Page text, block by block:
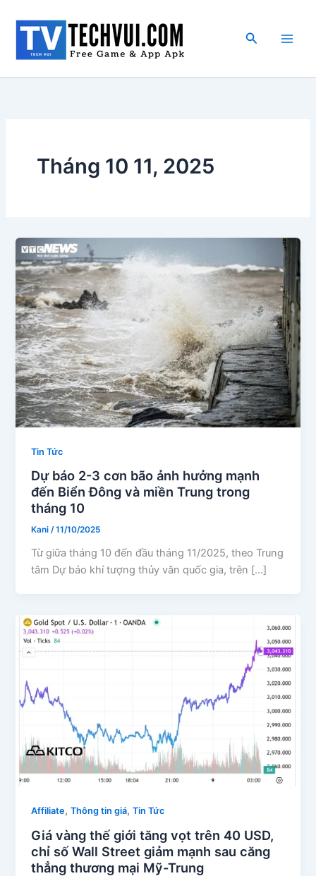
dung
Tìm
Tháng 10 11, 2025
Tin Tức
Dự báo 2-3 cơn bão ảnh hưởng mạnh
đến Biển Đông và miền Trung trong
tháng 10
Kani/11/10/2025
Từ giữa tháng 10 đến đầu tháng 11/2025, theo Trung
tâm Dự báo khí tượng thủy văn quốc gia, trên […]
Affiliate,Thông tin giá,Tin Tức
Giá vàng thế giới tăng vọt trên 40 USD,
chỉ số Wall Street giảm mạnh sau căng
thẳng thương mại Mỹ-Trung